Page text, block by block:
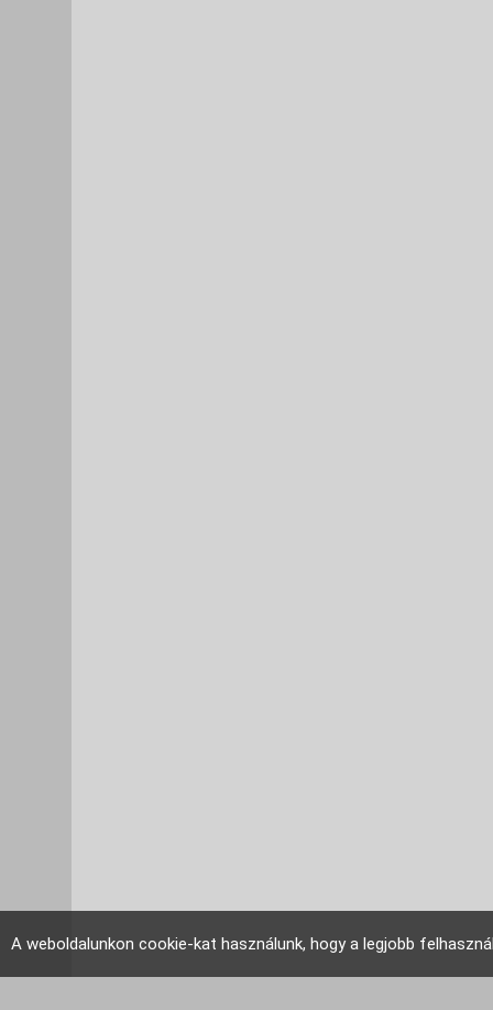
A weboldalunkon cookie-kat használunk, hogy a legjobb